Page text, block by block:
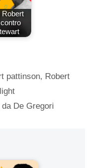
Robert
pattinson, Robert
De Gregori